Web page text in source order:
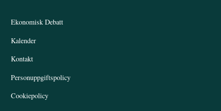
Ekonomisk Debatt
Kalender
Kontakt
Personuppgiftspolicy
Cookiepolicy